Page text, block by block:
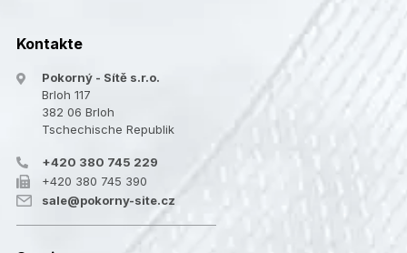
Kontakte
Pokorný - Sítě s.r.o.
Brloh 117
382 06 Brloh
Tschechische Republik
+420 380 745 229
+420 380 745 390
sale@pokorny-site.cz